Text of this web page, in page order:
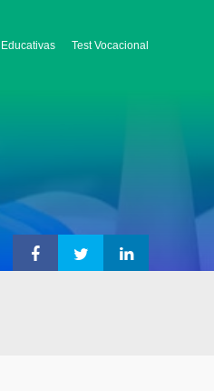
Test Vocacional